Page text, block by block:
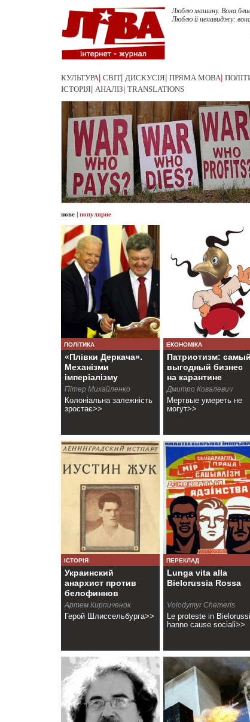
Люблю машину. Вона
Люблю й ненавиджу:
КУЛЬТУРА СВІТ ДИСКУСІЯ ПРЯМА МОВА
ІСТОРІЯ АНАЛІЗ TRANSLATIONS
нове | популярне
ПОЛІТИКА
«Плівки Деркача».
Механізми
імперіалізму
Пітер Михайленко
Колоніальна залежність
зростає>>
ЕКОНОМІКА
Патриотизм: самый
выгодный бизнес
на карантине
Дмитро Ковалевич
Мертвые умереть не
могут>>
ІСТОРІЯ
Украинский
анархист против
белофиннов
Артем Кирпиченок
Герой Шлиссельбурга>>
ПЕРЕКЛАД
Lunga vita alla
Bielorussia Rossa
Volodymyr Chemeris
Le proteste in
hanno cause sociali>>